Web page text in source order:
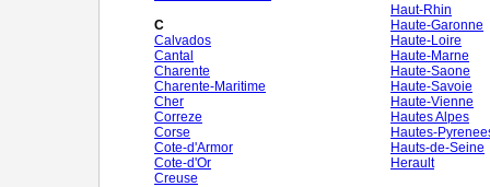
C
Calvados
Cantal
Charente
Charente-Maritime
Cher
Correze
Corse
Cote-d'Armor
Cote-d'Or
Creuse
Haut-Rhin
Haute-Garonne
Haute-Loire
Haute-Marne
Haute-Saone
Haute-Savoie
Haute-Vienne
Hautes Alpes
Hautes-
Hauts-de-Seine
Herault